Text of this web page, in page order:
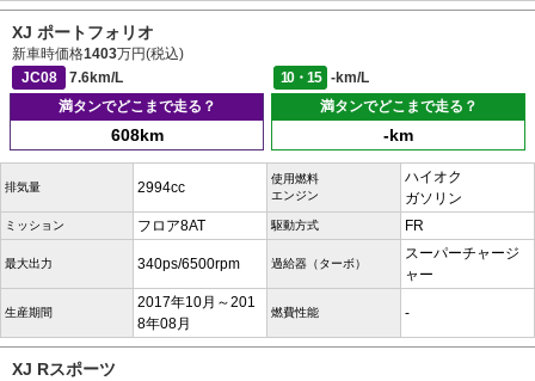
XJ ポートフォリオ
新車時価格1403万円(税込)
JC08
7.6km/L 10・15
-km/L
満タンでどこまで走る？
608km
満タンでどこまで走る？
-km
排気量 2994cc
使用燃料
エンジン
ハイオク
ガソリン
ミッション フロア8AT 駆動方式 FR
最大出力 340ps/6500rpm 過給器（ターボ）
スーパーチャージ
ャー
生産期間
2017年10月～201
8年08月
燃費性能 -
XJ Rスポーツ